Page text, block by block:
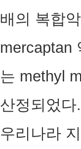
배의 복합
mercaptan
는 methyl
산정되었다.
우리나라